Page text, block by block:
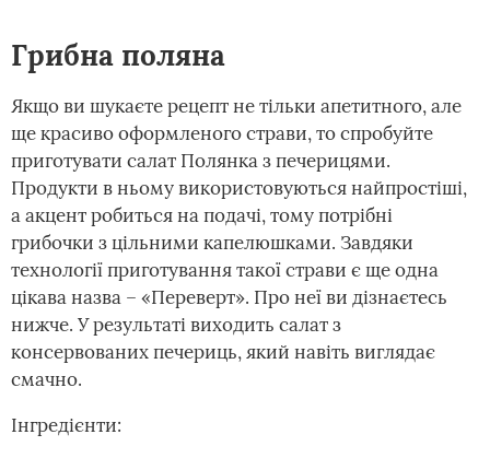
Грибна поляна
Якщо ви шукаєте рецепт не тільки апетитного, але
ще красиво оформленого страви, то спробуйте
приготувати салат Полянка з печерицями.
Продукти в ньому використовуються найпростіші,
а акцент робиться на подачі, тому потрібні
грибочки з цільними капелюшками. Завдяки
технології приготування такої страви є ще одна
цікава назва – «Переверт». Про неї ви дізнаєтесь
нижче. У результаті виходить салат з
консервованих печериць, який навіть виглядає
смачно.
Інгредієнти: